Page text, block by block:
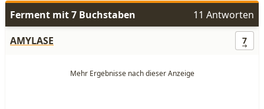
Ferment mit 7 Buchstaben
11 Antworten
AMYLASE
7